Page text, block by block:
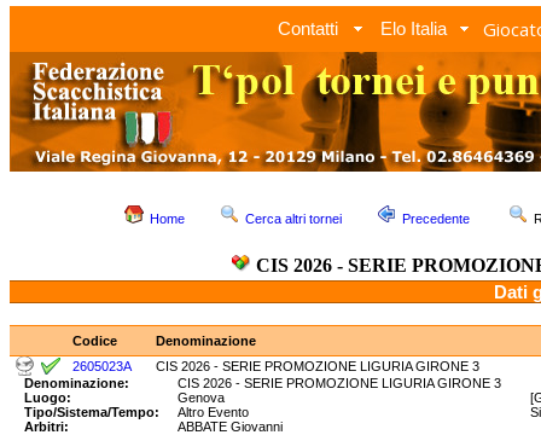
Contatti Elo Italia
Home Cerca altri tornei Precedente
CIS 2026 - SERIE
Dati
Codice
Denominazione
2605023A
CIS 2026 - SERIE PROMOZIONE LIGURIA GIRONE 3
Denominazione:
CIS 2026 - SERIE PROMOZIONE LIGURIA GIRONE 3
Luogo:
Genova
Tipo/Sistema/Tempo:
Altro Evento
Arbitri:
ABBATE Giovanni